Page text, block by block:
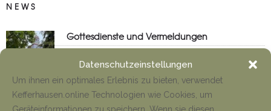
Datenschutzeinstellungen
Um ihnen ein optimales Erlebnis zu bieten, verwendet
Kefferhausen.online Technologien wie Cookies, um
NEWS
Gottesdienste und Vermeldungen
Anfahrt Cyriakuswallfahrt